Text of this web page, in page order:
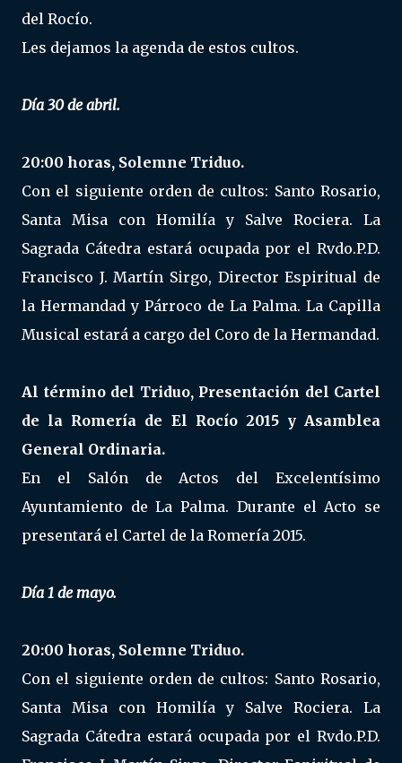
del Rocío.
Les dejamos la agenda de estos cultos.
Día 30 de abril.
20:00 horas, Solemne Triduo.
Con el siguiente orden de cultos: Santo Rosario,
Santa Misa con Homilía y Salve Rociera. La
Sagrada Cátedra estará ocupada por el Rvdo.P.D.
Francisco J. Martín Sirgo, Director Espiritual de
la Hermandad y Párroco de La Palma. La Capilla
Musical estará a cargo del Coro de la Hermandad.
Al término del Triduo, Presentación del Cartel
de la Romería de El Rocío 2015 y Asamblea
General Ordinaria.
En el Salón de Actos del Excelentísimo
Ayuntamiento de La Palma. Durante el Acto se
presentará el Cartel de la Romería 2015.
Día 1 de mayo.
20:00 horas, Solemne Triduo.
Con el siguiente orden de cultos: Santo Rosario,
Santa Misa con Homilía y Salve Rociera. La
Sagrada Cátedra estará ocupada por el Rvdo.P.D.